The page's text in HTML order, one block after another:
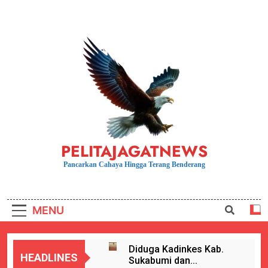
PELITAJAGATNEWS
Pancarkan Cahaya Hingga Terang Benderang
MENU
HEADLINES
Diduga Kadinkes Kab.
Sukabumi dan